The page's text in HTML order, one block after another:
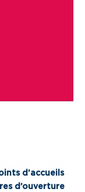
d’accueils
d’ouverture